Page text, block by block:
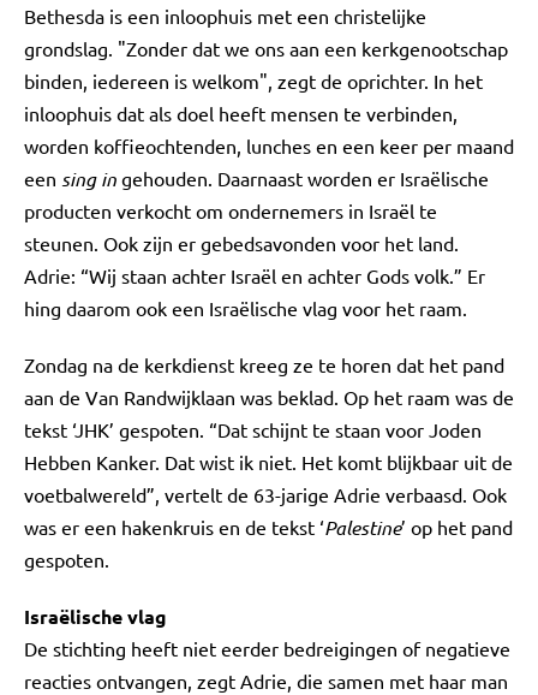
Bethesda is een inloophuis met een christelijke
grondslag. "Zonder dat we ons aan een kerkgenootschap
binden, iedereen is welkom", zegt de oprichter. In het
inloophuis dat als doel heeft mensen te verbinden,
worden koffieochtenden, lunches en een keer per maand
een sing in gehouden. Daarnaast worden er Israëlische
producten verkocht om ondernemers in Israël te
steunen. Ook zijn er gebedsavonden voor het land.
Adrie: “Wij staan achter Israël en achter Gods volk.” Er
hing daarom ook een Israëlische vlag voor het raam.
Zondag na de kerkdienst kreeg ze te horen dat het pand
aan de Van Randwijklaan was beklad. Op het raam was de
tekst ‘JHK’ gespoten. “Dat schijnt te staan voor Joden
Hebben Kanker. Dat wist ik niet. Het komt blijkbaar uit de
voetbalwereld”, vertelt de 63-jarige Adrie verbaasd. Ook
was er een hakenkruis en de tekst ‘Palestine’ op het pand
gespoten.
Israëlische vlag
De stichting heeft niet eerder bedreigingen of negatieve
reacties ontvangen, zegt Adrie, die samen met haar man